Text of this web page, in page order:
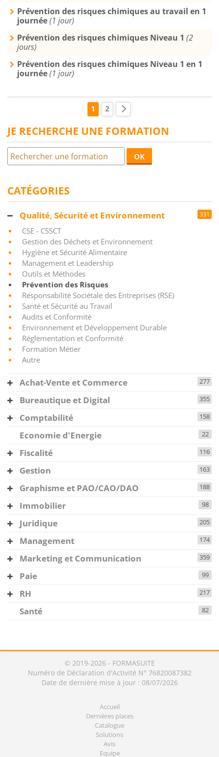
Prévention des risques chimiques au travail en 1
journée(1 jour)
Prévention des risques chimiques Niveau 1 (2
jours)
Prévention des risques chimiques Niveau 1 en 1
journée(1 jour)
1 2
JE RECHERCHE UNE FORMATION
OK
CATÉGORIES
Qualité, Sécurité et Environnement 331
CSE - CSSCT
Gestion des Déchets et Environnement
Hygiène et Sécurité Alimentaire
Management et Leadership
Outils et Méthodes
Prévention des Risques
Responsabilité Sociétale des Entreprises (RSE)
Santé et Sécurité au Travail
Audits et Conformité
Environnement et Développement Durable
Réglementation et Conformité
Formation Métier
Autre
Achat-Vente et Commerce 277
Bureautique et Digital 355
Comptabilité 158
Economie d'Energie 22
Fiscalité 116
Gestion 163
Graphisme et PAO/CAO/DAO 188
Immobilier 98
Juridique 205
Management 174
Marketing et Communication 359
Paie 99
RH 217
Santé 82
© 2019-2026 - FORMASUITE
Numéro de Déclaration d'Activité N° 76820087382
Date de dernière mise à jour : 08/07/2026
Accueil
Dernières places
Catalogue
Solutions
Avis
Equipe